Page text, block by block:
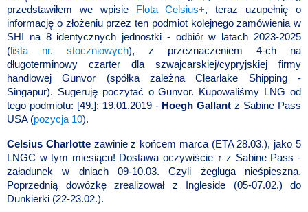
przedstawiłem we wpisie
Flota Celsius+, teraz uzupełnię o
informację o złożeniu przez ten podmiot kolejnego zamówienia w
SHI na 8 identycznych jednostki - odbiór w latach 2023-2025
( lista nr. stoczniowych), z przeznaczeniem 4-ch na
długoterminowy czarter dla szwajcarskiej/cypryjskiej firmy
handlowej Gunvor (spółka zależna Clearlake Shipping -
Singapur). Sugeruję poczytać o Gunvor. Kupowaliśmy LNG od
tego podmiotu: [49.]: 19.01.2019 - Hoegh Gallant z Sabine Pass
USA (pozycja 10).
Celsius Charlottezawinie z końcem marca (ETA 28.03.), jako 5
LNGC w tym miesiącu! Dostawa oczywiście ↑ z Sabine Pass -
załadunek w dniach 09-10.03. Czyli żegluga nieśpieszna.
Poprzednią dowózkę zrealizował z Ingleside (05-07.02.) do
Dunkierki (22-23.02.).